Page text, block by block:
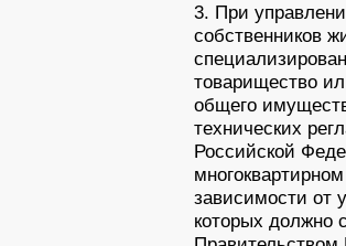
3. При
собственников
товарищество
общего
технических
Российской
зависимости от
которых должно